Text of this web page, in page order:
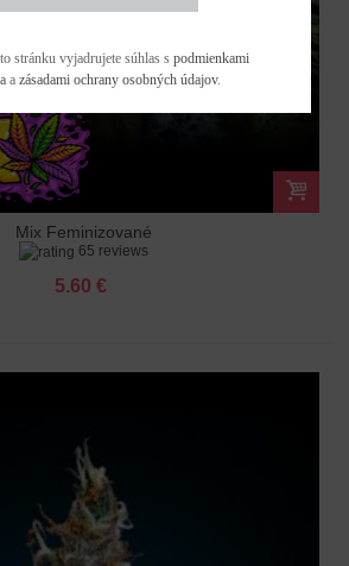
Mix Feminizované
65 reviews
5.60 €
stránku vyjadrujete súhlas s podmienkami
a zásadami ochrany osobných údajov.